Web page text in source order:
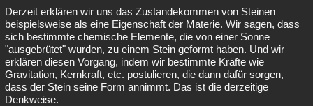
Derzeit erklären wir uns das Zustandekommen von Steinen
beispielsweise als eine Eigenschaft der Materie. Wir sagen, dass
sich bestimmte chemische Elemente, die von einer Sonne
"ausgebrütet" wurden, zu einem Stein geformt haben. Und wir
erklären diesen Vorgang, indem wir bestimmte Kräfte wie
Gravitation, Kernkraft, etc. postulieren, die dann dafür sorgen,
dass der Stein seine Form annimmt. Das ist die derzeitige
Denkweise.